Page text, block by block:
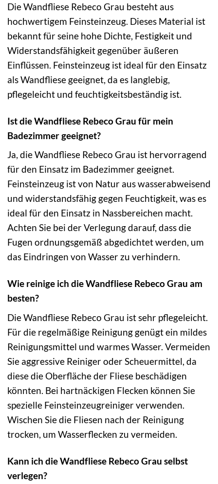
Die Wandfliese Rebeco Grau besteht aus
hochwertigem Feinsteinzeug. Dieses Material ist
bekannt für seine hohe Dichte, Festigkeit und
Widerstandsfähigkeit gegenüber äußeren
Einflüssen. Feinsteinzeug ist ideal für den Einsatz
als Wandfliese geeignet, da es langlebig,
pflegeleicht und feuchtigkeitsbeständig ist.
Ist die Wandfliese Rebeco Grau für mein
Badezimmer geeignet?
Ja, die Wandfliese Rebeco Grau ist hervorragend
für den Einsatz im Badezimmer geeignet.
Feinsteinzeug ist von Natur aus wasserabweisend
und widerstandsfähig gegen Feuchtigkeit, was es
ideal für den Einsatz in Nassbereichen macht.
Achten Sie bei der Verlegung darauf, dass die
Fugen ordnungsgemäß abgedichtet werden, um
das Eindringen von Wasser zu verhindern.
Wie reinige ich die Wandfliese Rebeco Grau am
besten?
Die Wandfliese Rebeco Grau ist sehr pflegeleicht.
Für die regelmäßige Reinigung genügt ein mildes
Reinigungsmittel und warmes Wasser. Vermeiden
Sie aggressive Reiniger oder Scheuermittel, da
diese die Oberfläche der Fliese beschädigen
könnten. Bei hartnäckigen Flecken können Sie
spezielle Feinsteinzeugreiniger verwenden.
Wischen Sie die Fliesen nach der Reinigung
trocken, um Wasserflecken zu vermeiden.
Kann ich die Wandfliese Rebeco Grau selbst
verlegen?